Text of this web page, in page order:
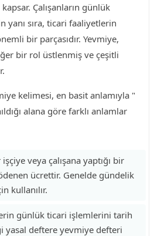
Çalışanların günlük
yanı sıra, ticari faaliyetlerin
bir parçasıdır. Yevmiye,
bir rol üstlenmiş ve çeşitli
kelimesi, en basit anlamıyla "
alana göre farklı anlamlar
veya çalışana yaptığı bir
ücrettir. Genelde gündelik
kullanılır.
günlük ticari işlemlerini tarih
yasal deftere yevmiye defteri